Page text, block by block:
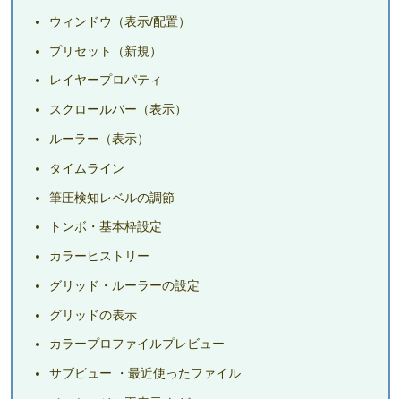
ウィンドウ（表示/配置）
プリセット（新規）
レイヤープロパティ
スクロールバー（表示）
ルーラー（表示）
タイムライン
筆圧検知レベルの調節
トンボ・基本枠設定
カラーヒストリー
グリッド・ルーラーの設定
グリッドの表示
カラープロファイルプレビュー
サブビュー ・最近使ったファイル